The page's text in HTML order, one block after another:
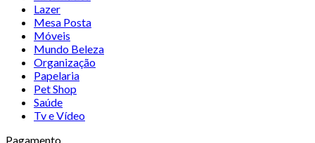
Lazer
Mesa Posta
Móveis
Mundo Beleza
Organização
Papelaria
Pet Shop
Saúde
Tv e Vídeo
Pagamento